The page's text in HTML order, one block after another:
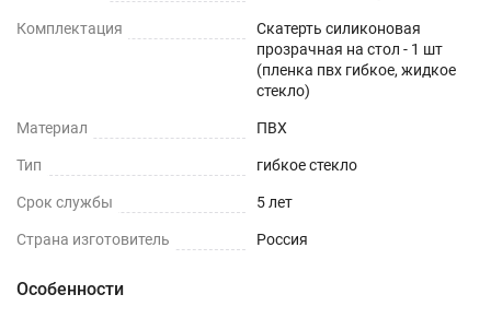
ЖУРНАЛЬНЫЙ СТОЛ
ДЕТСКИЙ СТОЛ
ПОДГОТОВКА К ИСПОЛЬЗОВАНИЮ
Комплектация
Скатерть силиконовая
прозрачная на стол - 1 шт
(пленка пвх гибкое, жидкое
стекло)
Материал ПВХ
Тип гибкое стекло
Срок службы 5 лет
Страна изготовитель Россия
Особенности